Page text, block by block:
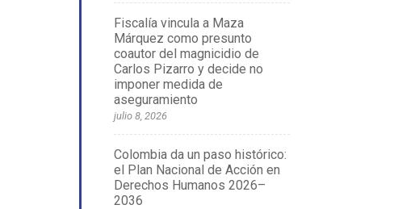
Fiscalía vincula a Maza
Márquez como presunto
coautor del magnicidio de
Carlos Pizarro y decide no
imponer medida de
aseguramiento
julio 8, 2026
Colombia da un paso histórico:
el Plan Nacional de Acción en
Derechos Humanos 2026–
2036